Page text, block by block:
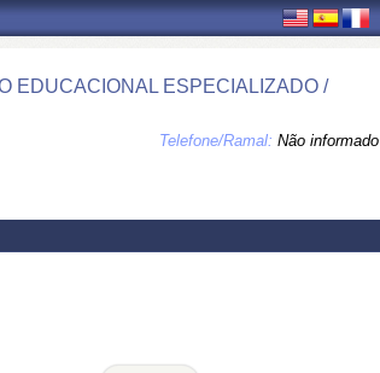
EDUCACIONAL ESPECIALIZADO /
Telefone/Ramal: Não informado